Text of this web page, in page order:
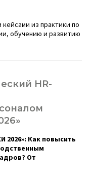
кейсами из практики по
обучению и развитию
HR-
Как повысить
От